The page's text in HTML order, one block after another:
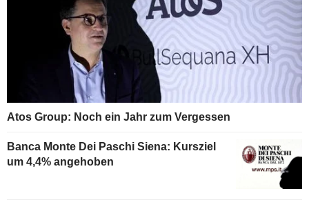
Atos Group: Noch ein Jahr zum Vergessen
Banca Monte Dei Paschi Siena: Kursziel
um 4,4% angehoben